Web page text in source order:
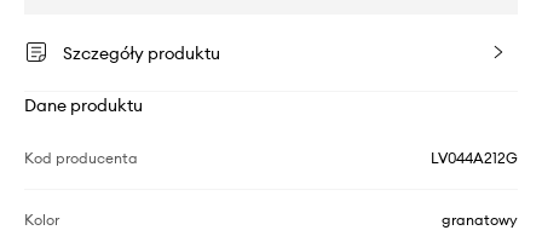
Szczegóły produktu
Dane produktu
Kod producenta LV044A212G
Kolor granatowy